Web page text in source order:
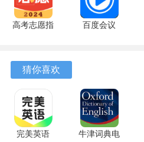
高考志愿指
百度会议
猜你喜欢
完美英语
牛津词典电